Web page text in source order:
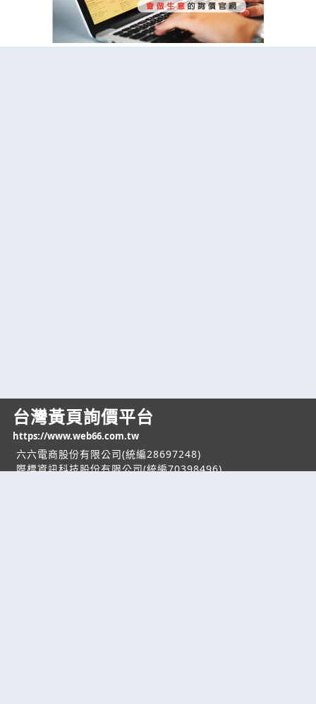
台灣黃頁詢價平台
https://www.web66.com.tw
六六電商股份有限公司(統編28697248)
際標資訊科技股份有限公司(統編70398496)